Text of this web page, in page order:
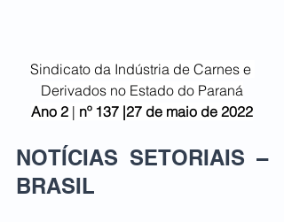
Sindicato da Indústria de Carnes e
Derivados no Estado do Paraná
Ano 2 | nº 137 |27 de maio de 2022
NOTÍCIAS SETORIAIS –
BRASIL